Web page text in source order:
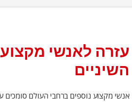
עזרה לאנשי
השיניים
אנשי מקצוע נוספים ברחבי העולם סומכים